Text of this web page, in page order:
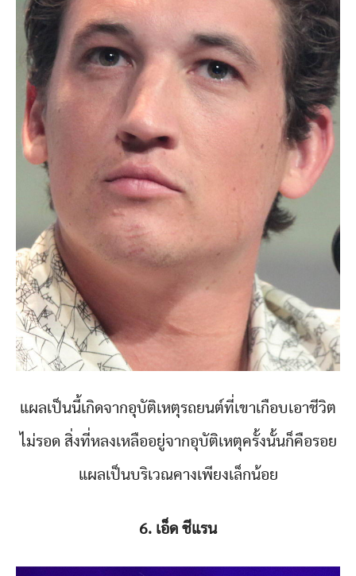
แผลเป็นนี้เกิดจากอุบัติเหตุรถยนต์ที่เขาเกือบเอาชีวิต
ไม่รอด สิ่งที่หลงเหลืออยู่จากอุบัติเหตุครั้งนั้นก็คือรอย
แผลเป็นบริเวณคางเพียงเล็กน้อย
6. เอ็ด ชีแรน